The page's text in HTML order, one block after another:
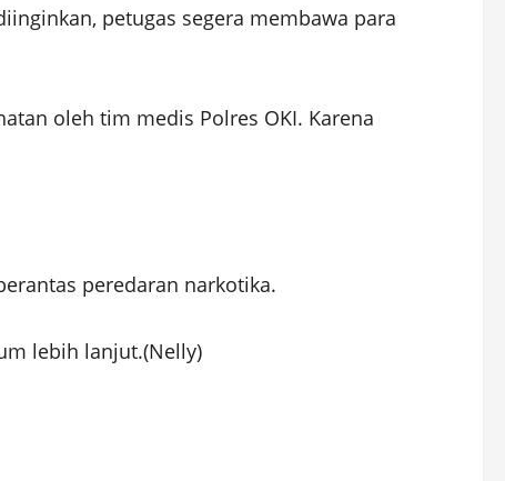
petugas segera membawa para
oleh tim medis Polres OKI. Karena
peredaran narkotika.
lebih lanjut.(Nelly)